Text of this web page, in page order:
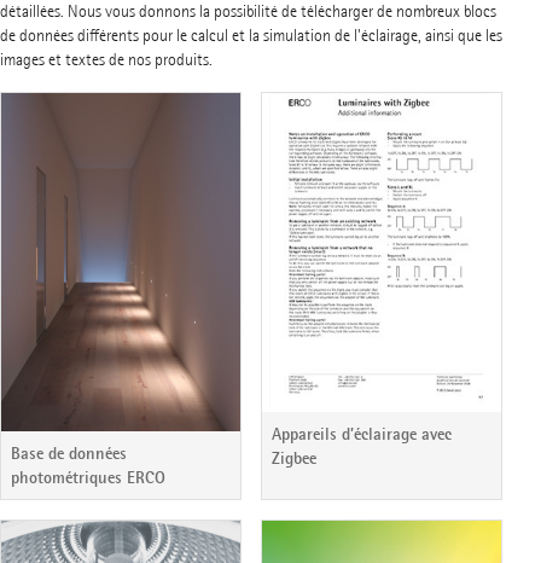
détaillées. Nous vous donnons la possibilité de télécharger de nombreux blocs
de données différents pour le calcul et la simulation de l'éclairage, ainsi que les
images et textes de nos produits.
Base de données
photométriques ERCO
Appareils d’éclairage avec
Zigbee